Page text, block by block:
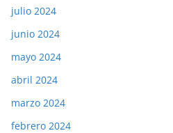
julio 2024
junio 2024
mayo 2024
abril 2024
marzo 2024
febrero 2024